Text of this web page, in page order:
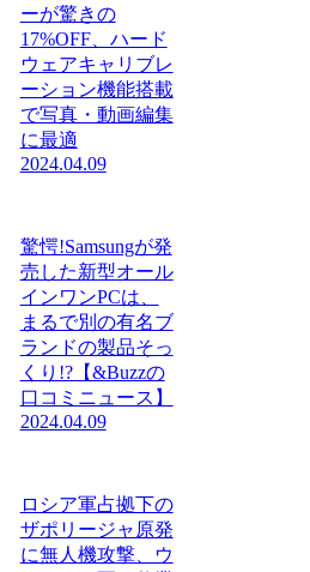
ーが驚きの
17%OFF、ハード
ウェアキャリブレ
ーション機能搭載
で写真・動画編集
に最適
2024.04.09
驚愕!Samsungが発
売した新型オール
インワンPCは、
まるで別の有名ブ
ランドの製品そっ
くり!?【&Buzzの
口コミニュース】
2024.04.09
ロシア軍占拠下の
ザポリージャ原発
に無人機攻撃、ウ